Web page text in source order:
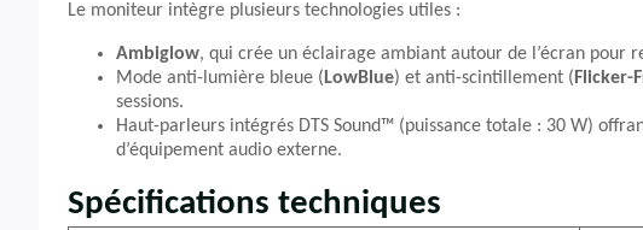
Le moniteur intègre plusieurs technologies utiles :
Ambiglow, qui crée un éclairage ambiant autour de l’écran pour
Mode anti-lumière bleue ( LowBlue) et anti-scintillement ( Flicker-
sessions.
Haut-parleurs intégrés DTS Sound™ (puissance totale : 30 W)
d’équipement audio externe.
Spécifications techniques